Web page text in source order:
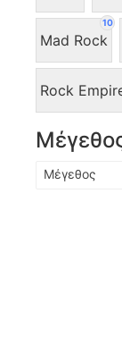
10
Mad Rock
Rock
Μέγεθος